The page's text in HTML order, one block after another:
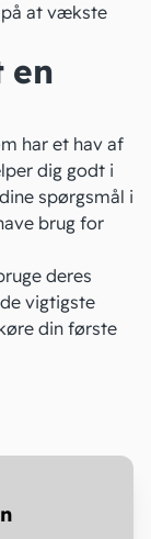
på at vækste
en
har et hav af
dig godt i
spørgsmål i
brug for
deres
vigtigste
din første